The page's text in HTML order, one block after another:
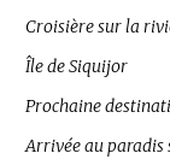
Croisière sur la
Île de Siquijor
Prochaine
Arrivée au paradis